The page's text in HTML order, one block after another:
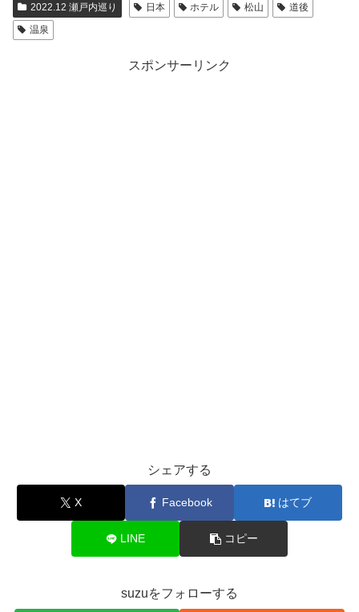
2022.12 瀬戸内巡り 日本 ホテル 松山
道後
温泉
スポンサーリンク
シェアする
X Facebook はてブ
LINE コピー
suzuをフォローする